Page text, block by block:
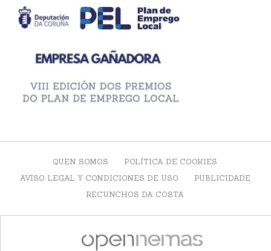
QUEN SOMOS
POLÍTICA DE COOKIES
AVISO LEGAL Y CONDICIONES DE USO
PUBLICIDADE
RECUNCHOS DA COSTA